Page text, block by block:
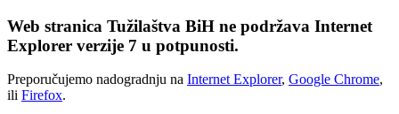
Web stranica Tužilaštva BiH ne podržava Internet
Explorer verzije 7 u potpunosti.
Preporučujemo nadogradnju na Internet Explorer, Google Chrome,
ili Firefox.